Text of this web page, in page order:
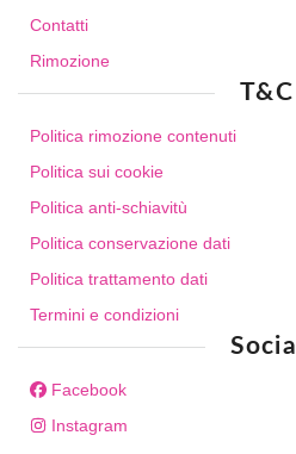
Contatti
Rimozione
T&C
Politica rimozione contenuti
Politica sui cookie
Politica anti-schiavitù
Politica conservazione dati
Politica trattamento dati
Termini e condizioni
Social
Facebook
Instagram